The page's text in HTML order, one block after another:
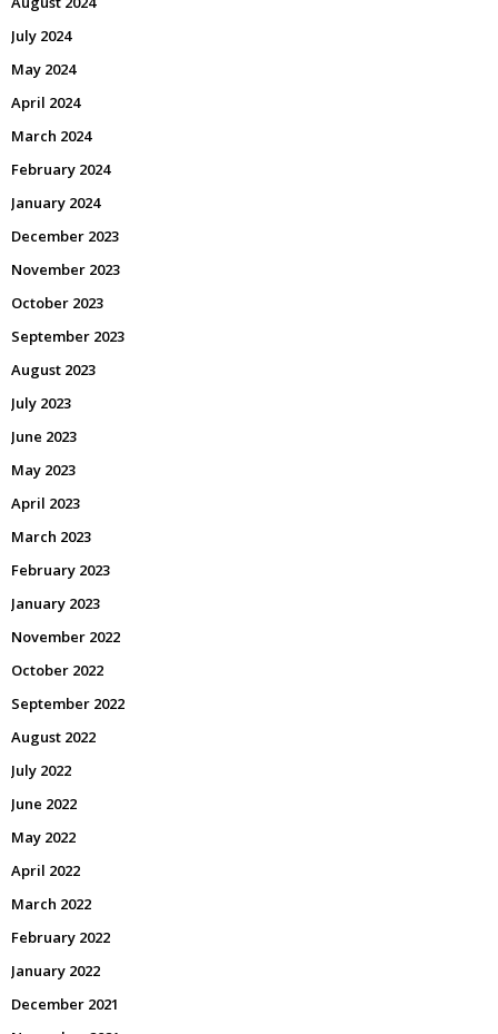
July 2024
May 2024
April 2024
March 2024
February 2024
January 2024
December 2023
November 2023
October 2023
September 2023
August 2023
July 2023
June 2023
May 2023
April 2023
March 2023
February 2023
January 2023
November 2022
October 2022
September 2022
August 2022
July 2022
June 2022
May 2022
April 2022
March 2022
February 2022
January 2022
December 2021